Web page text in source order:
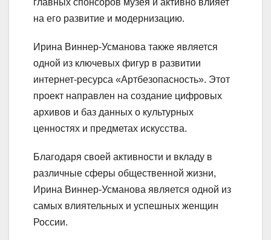
на его развитие и модернизацию.
Ирина Виннер-Усманова также является
одной из ключевых фигур в развитии
интернет-ресурса «Артбезопасность». Этот
проект направлен на создание цифровых
архивов и баз данных о культурных
ценностях и предметах искусства.
Благодаря своей активности и вкладу в
различные сферы общественной жизни,
Ирина Виннер-Усманова является одной из
самых влиятельных и успешных женщин
России.